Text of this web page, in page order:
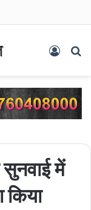
Log In
में
किया